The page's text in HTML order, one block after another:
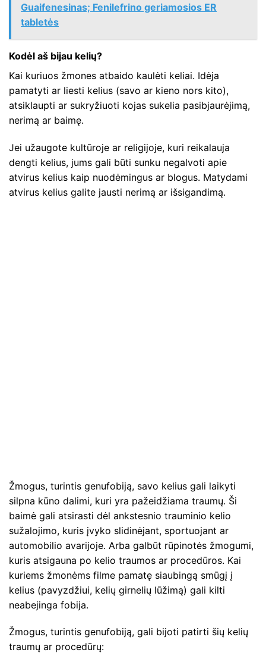
Guaifenesinas; Fenilefrino geriamosios ER
tabletės
Kodėl aš bijau kelių?
Kai kuriuos žmones atbaido kaulėti keliai. Idėja
pamatyti ar liesti kelius (savo ar kieno nors kito),
atsiklaupti ar sukryžiuoti kojas sukelia pasibjaurėjimą,
nerimą ar baimę.
Jei užaugote kultūroje ar religijoje, kuri reikalauja
dengti kelius, jums gali būti sunku negalvoti apie
atvirus kelius kaip nuodėmingus ar blogus. Matydami
atvirus kelius galite jausti nerimą ar išsigandimą.
Žmogus, turintis genufobiją, savo kelius gali laikyti
silpna kūno dalimi, kuri yra pažeidžiama traumų. Ši
baimė gali atsirasti dėl ankstesnio trauminio kelio
sužalojimo, kuris įvyko slidinėjant, sportuojant ar
automobilio avarijoje. Arba galbūt rūpinotės žmogumi,
kuris atsigauna po kelio traumos ar procedūros. Kai
kuriems žmonėms filme pamatę siaubingą smūgį į
kelius (pavyzdžiui, kelių girnelių lūžimą) gali kilti
neabejinga fobija.
Žmogus, turintis genufobiją, gali bijoti patirti šių kelių
traumų ar procedūrų: